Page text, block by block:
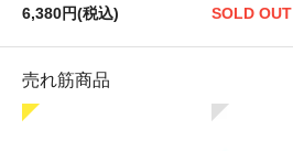
6,380円(税込)
SOLD OUT
売れ筋商品